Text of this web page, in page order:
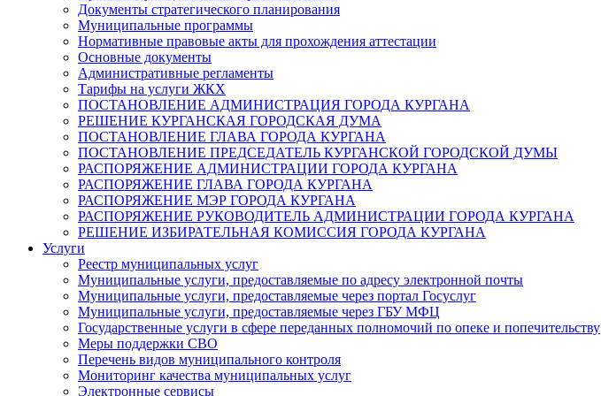
Документы стратегического планирования
Муниципальные программы
Нормативные правовые акты для прохождения аттестации
Основные документы
Административные регламенты
Тарифы на услуги ЖКХ
ПОСТАНОВЛЕНИЕ АДМИНИСТРАЦИЯ ГОРОДА КУРГАНА
РЕШЕНИЕ КУРГАНСКАЯ ГОРОДСКАЯ ДУМА
ПОСТАНОВЛЕНИЕ ГЛАВА ГОРОДА КУРГАНА
ПОСТАНОВЛЕНИЕ ПРЕДСЕДАТЕЛЬ КУРГАНСКОЙ ГОРОДСКОЙ ДУМЫ
РАСПОРЯЖЕНИЕ АДМИНИСТРАЦИИ ГОРОДА КУРГАНА
РАСПОРЯЖЕНИЕ ГЛАВА ГОРОДА КУРГАНА
РАСПОРЯЖЕНИЕ МЭР ГОРОДА КУРГАНА
РАСПОРЯЖЕНИЕ РУКОВОДИТЕЛЬ АДМИНИСТРАЦИИ ГОРОДА КУРГАНА
РЕШЕНИЕ ИЗБИРАТЕЛЬНАЯ КОМИССИЯ ГОРОДА КУРГАНА
Услуги
Реестр муниципальных услуг
Муниципальные услуги, предоставляемые по адресу электронной почты
Муниципальные услуги, предоставляемые через портал Госуслуг
Муниципальные услуги, предоставляемые через ГБУ МФЦ
Государственные услуги в сфере переданных полномочий по опеке и попечительству
Меры поддержки СВО
Перечень видов муниципального контроля
Мониторинг качества муниципальных услуг
Электронные сервисы